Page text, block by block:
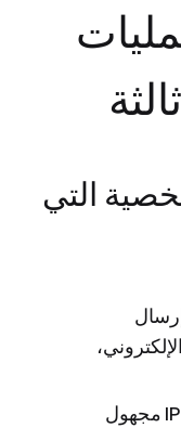
التي
عنوان IP مجهول